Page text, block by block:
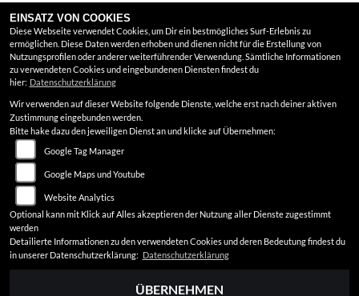
FINDEN SIE UNS
Instagram
Google Maps
RECHTLICHES
AGB
Impressum
Datenschutz
Disclaimer
Barrierefreiheit
EINSATZ VON COOKIES
Diese Webseite verwendet Cookies, um Dir ein bestmögliches Surf-Erlebnis zu
ermöglichen. Diese Daten werden erhoben und dienen nicht für die Erstellung von
Nutzungsprofilen oder anderer weiterführender Verwendung. Sämtliche Informationen
zu verwendeten Cookies und eingebundenen Diensten findest du
hier: Datenschutzerklärung
Wir verwenden auf dieser Website folgende Dienste, welche erst nach deiner aktiven
Zustimmung eingebunden werden.
Bitte hake dazu den jeweiligen Dienst an und klicke auf Übernehmen:
Google Tag Manager
Google Maps und Youtube
Website Analytics
Optional kann mit Klick auf Alles akzeptieren der Nutzung aller Dienste zugestimmt
werden
Detailierte Informationen zu den verwendeten Cookies und deren Bedeutung findest du
in unserer Datenschutzerklärung: Datenschutzerklärung
ÜBERNEHMEN